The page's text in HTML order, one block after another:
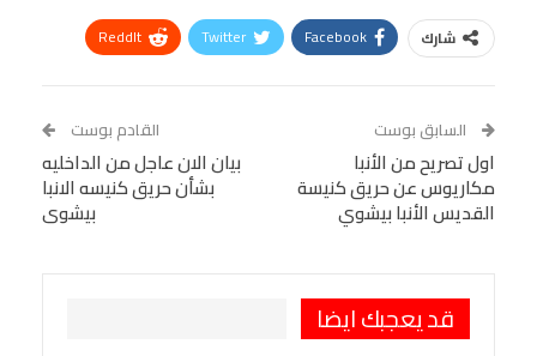
شارك Facebook
Twitter
ReddIt
Tumblr
البريد الإلكتروني
StumbleUpon
VK
Digg
LINE
BlackBerry
Viber
السابق بوست
اول تصريح من الأنبا
مكاريوس عن حريق كنيسة
القديس الأنبا بيشوي
القادم بوست
بيان الان عاجل من الداخليه
بشأن حريق كنيسه الانبا
بيشوى
قد يعجبك ايضا